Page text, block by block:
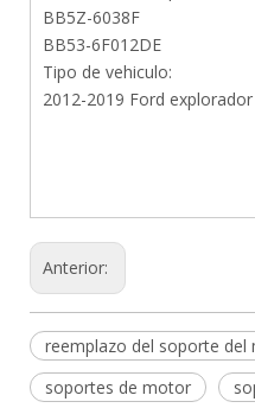
BB5Z-6038F
BB53-6F012DE
Tipo de vehiculo:
2012-2019 Ford
Anterior:
reemplazo del soporte del
soportes de motor